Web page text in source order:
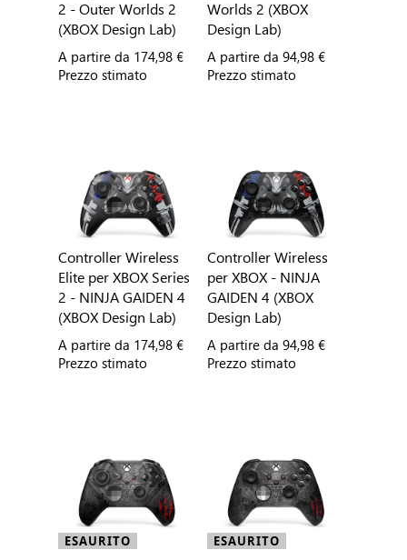
2 - Outer Worlds 2
(XBOX Design Lab)
A partire da 174,98 €
Prezzo stimato
Worlds 2 (XBOX
Design Lab)
A partire da 94,98 €
Prezzo stimato
Controller Wireless
Elite per XBOX Series
2 - NINJA GAIDEN 4
(XBOX Design Lab)
A partire da 174,98 €
Prezzo stimato
Controller Wireless
per XBOX - NINJA
GAIDEN 4 (XBOX
Design Lab)
A partire da 94,98 €
Prezzo stimato
ESAURITO ESAURITO